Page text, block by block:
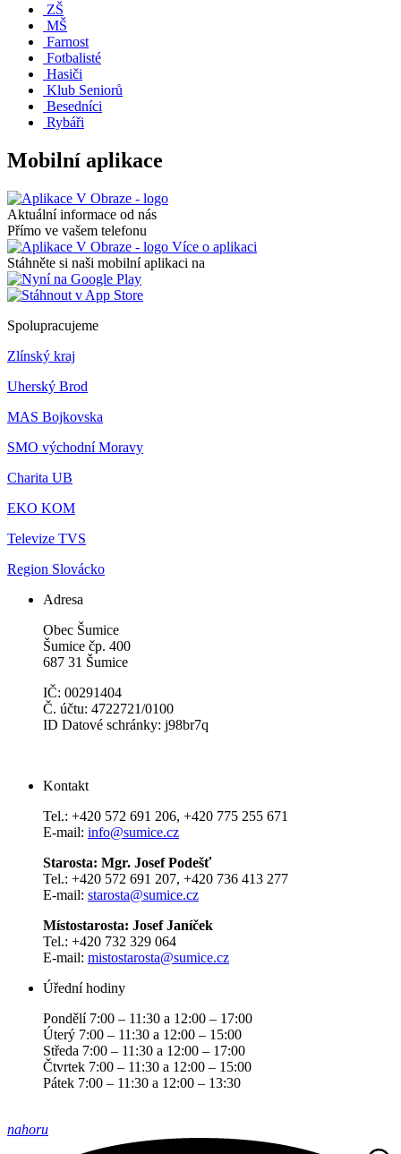
ZŠ
MŠ
Farnost
Fotbalisté
Hasiči
Klub Seniorů
Besedníci
Rybáři
Mobilní aplikace
Aktuální informace od nás
Přímo ve vašem telefonu
Více o aplikaci
Stáhněte si naši mobilní aplikaci na
Spolupracujeme
Zlínský kraj
Uherský Brod
MAS Bojkovska
SMO východní Moravy
Charita UB
EKO KOM
Televize TVS
Region Slovácko
Adresa
Obec Šumice
Šumice čp. 400
687 31 Šumice
IČ: 00291404
Č. účtu: 4722721/0100
ID Datové schránky: j98br7q
Kontakt
Tel.: +420 572 691 206, +420 775 255 671
E-mail: info@sumice.cz
Starosta: Mgr. Josef Podešť
Tel.: +420 572 691 207, +420 736 413 277
E-mail: starosta@sumice.cz
Místostarosta: Josef Janíček
Tel.: +420 732 329 064
E-mail: mistostarosta@sumice.cz
Úřední hodiny
Pondělí 7:00 – 11:30 a 12:00 – 17:00
Úterý 7:00 – 11:30 a 12:00 – 15:00
Středa 7:00 – 11:30 a 12:00 – 17:00
Čtvrtek 7:00 – 11:30 a 12:00 – 15:00
Pátek 7:00 – 11:30 a 12:00 – 13:30
nahoru